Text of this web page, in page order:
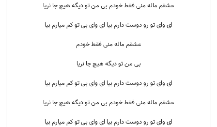
عشقم ماله منی فقط خودم بی من تو دیگه هیچ جا نریا
ای وای تو رو دوست دارم بیا ای وای بی تو کم میارم بیا
عشقم ماله منی فقط خودم
بی من تو دیگه هیچ جا نریا
ای وای تو رو دوست دارم بیا ای وای بی تو کم میارم بیا
عشقم ماله منی فقط خودم بی من تو دیگه هیچ جا نریا
ای وای تو رو دوست دارم بیا ای وای بی تو کم میارم بیا